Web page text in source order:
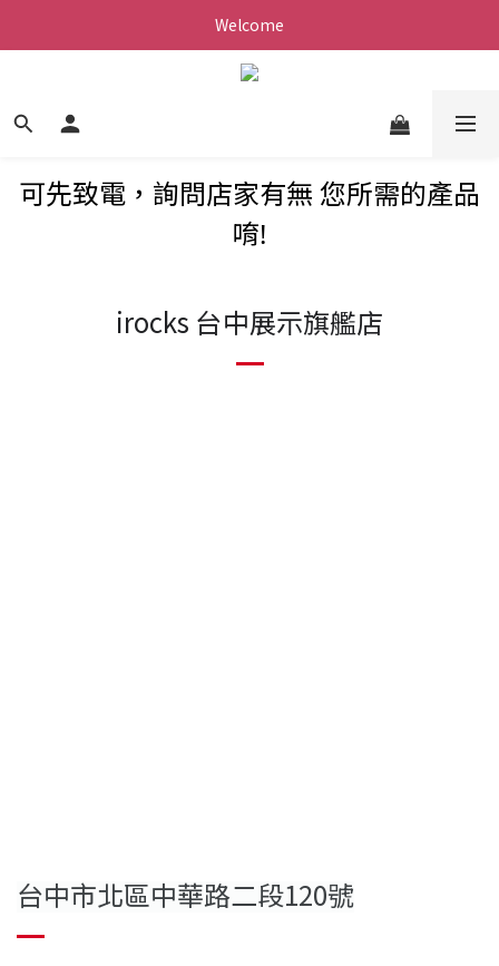
Welcome
可先致電，詢問店家有無 您所需的產品
唷!
irocks 台中展示旗艦店
台中市北區中華路二段120號